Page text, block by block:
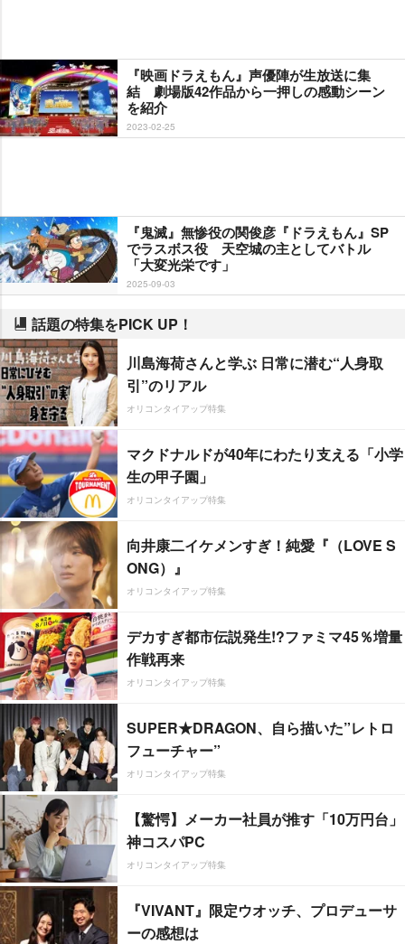
『映画ドラえもん』声優陣が生放送に集
結 劇場版42作品から一押しの感動シーン
を紹介
2023-02-25
『鬼滅』無惨役の関俊彦『ドラえもん』SP
でラスボス役 天空城の主としてバトル
「大変光栄です」
2025-09-03
話題の特集をPICK UP！
川島海荷さんと学ぶ 日常に潜む“人身取
引”のリアル
オリコンタイアップ特集
マクドナルドが40年にわたり支える「小学
生の甲子園」
オリコンタイアップ特集
向井康二イケメンすぎ！純愛『（LOVE S
ONG）』
オリコンタイアップ特集
デカすぎ都市伝説発生!?ファミマ45％増量
作戦再来
オリコンタイアップ特集
SUPER★DRAGON、自ら描いた”レトロ
フューチャー”
オリコンタイアップ特集
【驚愕】メーカー社員が推す「10万円台」
神コスパPC
オリコンタイアップ特集
『VIVANT』限定ウオッチ、プロデューサ
ーの感想は